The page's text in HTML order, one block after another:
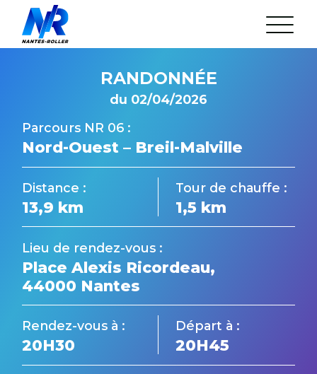
contenu
L’association
Arrêté municipal
Réunion mensuelle
Nos Partenaires
24H Roller du Mans
Les parcours
Gestion du cortège
Discord
Agenda
Actualités
RANDONNÉE
du 02/04/2026
Parcours NR 06 :
Nord-Ouest – Breil-Malville
Distance :
13,9 km
Tour de chauffe :
1,5 km
Lieu de rendez-vous :
Place Alexis Ricordeau,
44000 Nantes
Rendez-vous à :
20H30
Départ à :
20H45